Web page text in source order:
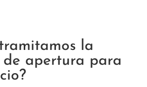
la
de apertura para